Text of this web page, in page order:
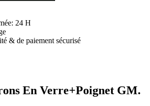
24 H
& de paiement sécurisé
En Verre+Poignet GM.